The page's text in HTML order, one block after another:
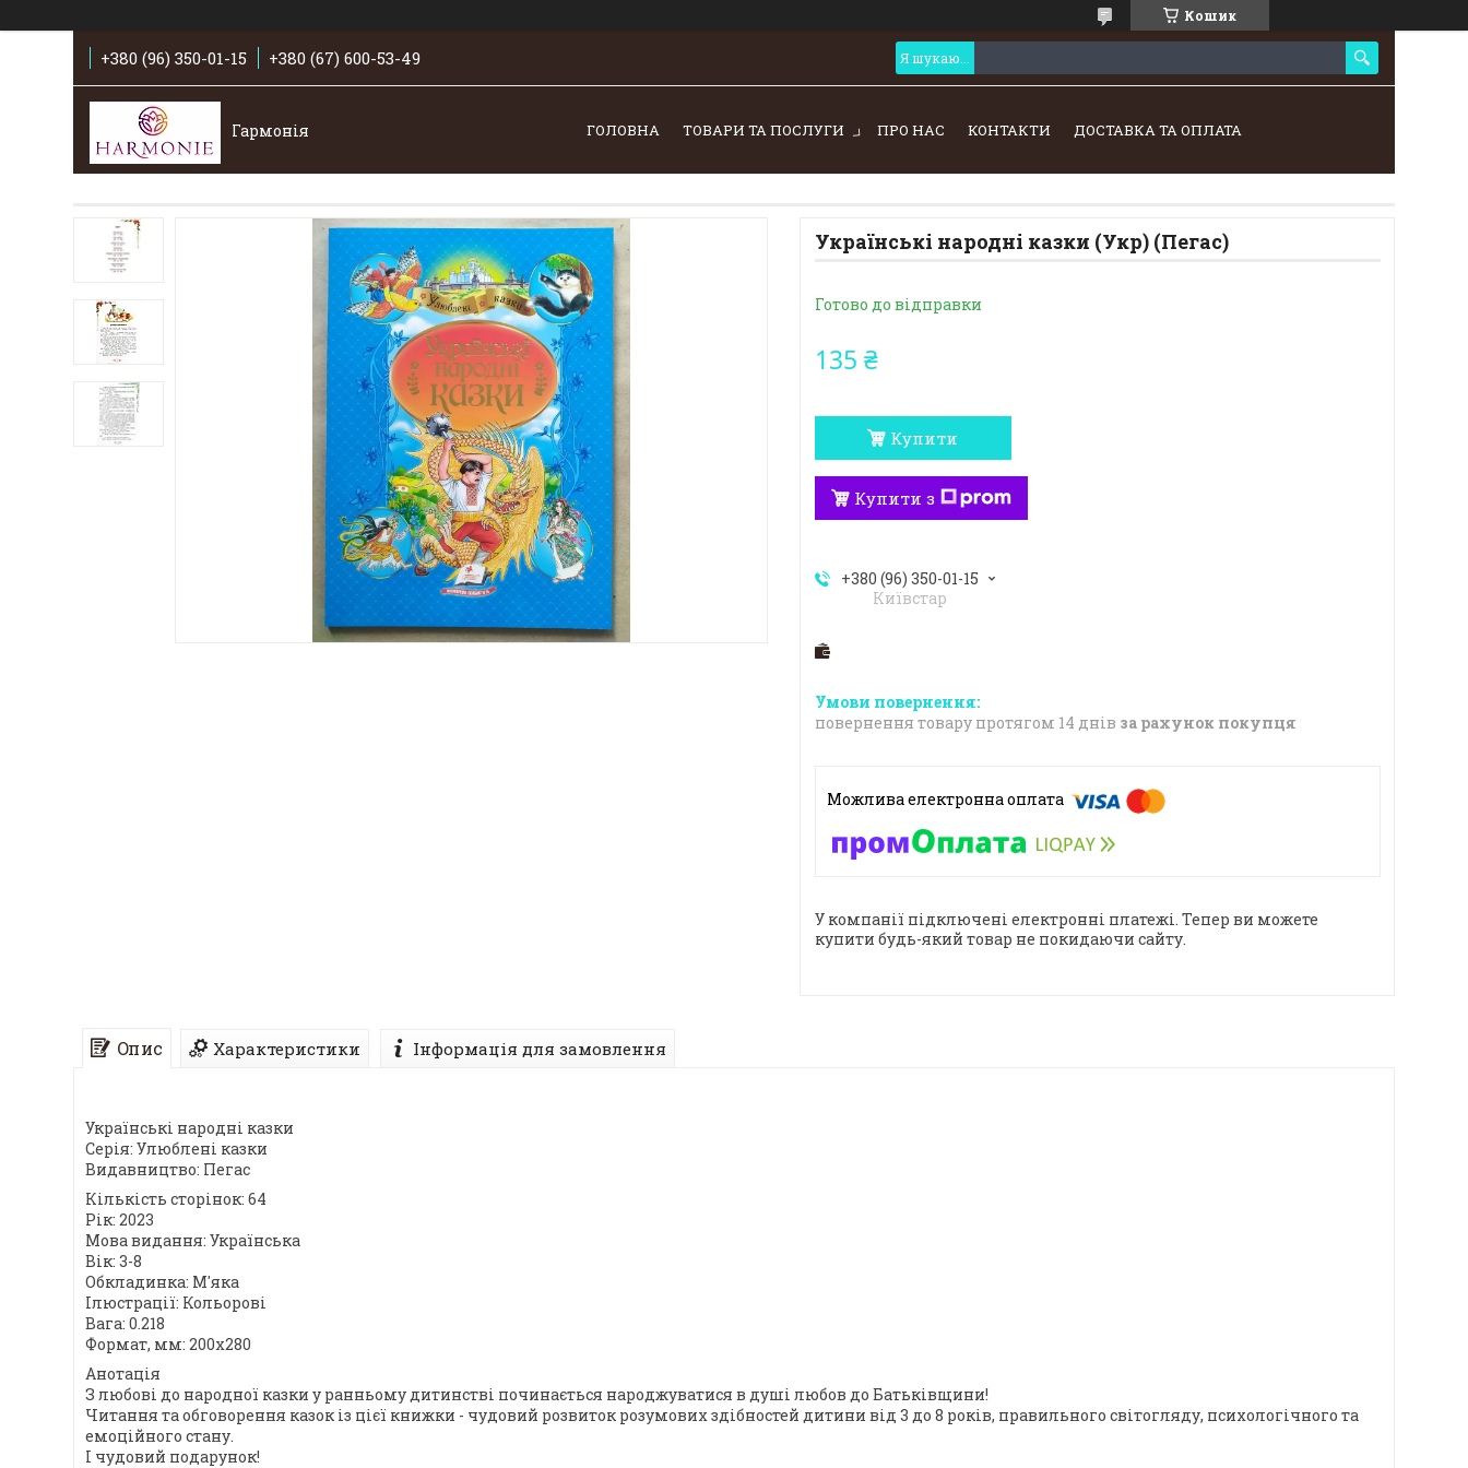
Кошик
+380 (96) 350-01-15 +380 (67) 600-53-49
Гармонія ГОЛОВНА ТОВАРИ ТА ПОСЛУГИ ПРО НАС КОНТАКТИ ДОСТАВКА ТА ОПЛАТА
Українські народні казки (Укр) (Пегас)
Готово до відправки
135 ₴
Купити
Купити з
+380 (96) 350-01-15
Київстар
повернення товару протягом 14 днів за рахунок покупця
У компанії підключені електронні платежі. Тепер ви можете
купити будь-який товар не покидаючи сайту.
Опис Характеристики Інформація для замовлення
Українські народні казки
Серія: Улюблені казки
Видавництво: Пегас
Кількість сторінок: 64
Рік: 2023
Мова видання: Українська
Вік: 3-8
Обкладинка: М'яка
Ілюстрації: Кольорові
Вага: 0.218
Формат, мм: 200х280
Анотація
З любові до народної казки у ранньому дитинстві починається народжуватися в душі любов до Батьківщини!
Читання та обговорення казок із цієї книжки - чудовий розвиток розумових здібностей дитини від 3 до 8 років, правильного світогляду, психологічного та
емоційного стану.
І чудовий подарунок!